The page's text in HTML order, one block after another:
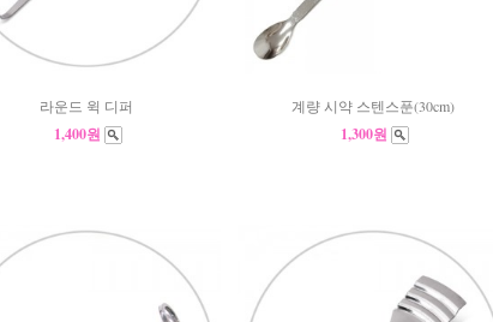
라운드 윅 디퍼
1,400원
계량 시약 스텐스푼(30cm)
1,300원